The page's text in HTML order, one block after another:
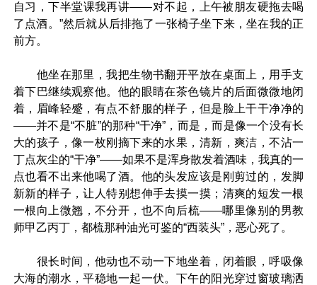
自习，下半堂课我再讲——对不起，上午被朋友硬拖去喝
了点酒。”然后就从后排拖了一张椅子坐下来，坐在我的正
前方。
他坐在那里，我把生物书翻开平放在桌面上，用手支
着下巴继续观察他。他的眼睛在茶色镜片的后面微微地闭
着，眉峰轻蹙，有点不舒服的样子，但是脸上干干净净的
——并不是“不脏”的那种“干净”，而是，而是像一个没有长
大的孩子，像一枚刚摘下来的水果，清新，爽洁，不沾一
丁点灰尘的“干净”——如果不是浑身散发着酒味，我真的一
点也看不出来他喝了酒。他的头发应该是刚剪过的，发脚
新新的样子，让人特别想伸手去摸一摸；清爽的短发一根
一根向上微翘，不分开，也不向后梳——哪里像别的男教
师甲乙丙丁，都梳那种油光可鉴的“西装头”，恶心死了。
很长时间，他动也不动一下地坐着，闭着眼，呼吸像
大海的潮水，平稳地一起一伏。下午的阳光穿过窗玻璃洒